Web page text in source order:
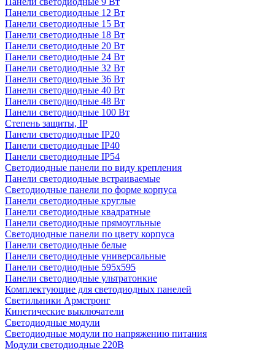
Панели светодиодные 12 Вт
Панели светодиодные 15 Вт
Панели светодиодные 18 Вт
Панели светодиодные 20 Вт
Панели светодиодные 24 Вт
Панели светодиодные 32 Вт
Панели светодиодные 36 Вт
Панели светодиодные 40 Вт
Панели светодиодные 48 Вт
Панели светодиодные 100 Вт
Степень защиты, IP
Панели светодиодные IP20
Панели светодиодные IP40
Панели светодиодные IP54
Светодиодные панели по виду крепления
Панели светодиодные встраиваемые
Светодиодные панели по форме корпуса
Панели светодиодные круглые
Панели светодиодные квадратные
Панели светодиодные прямоугльные
Светодиодные панели по цвету корпуса
Панели светодиодные белые
Панели светодиодные универсальные
Панели светодиодные 595х595
Панели светодиодные ультратонкие
Комплектующие для светодиодных панелей
Светильники Армстронг
Кинетические выключатели
Светодиодные модули
Светодиодные модули по напряжению питания
Модули светодиодные 220В